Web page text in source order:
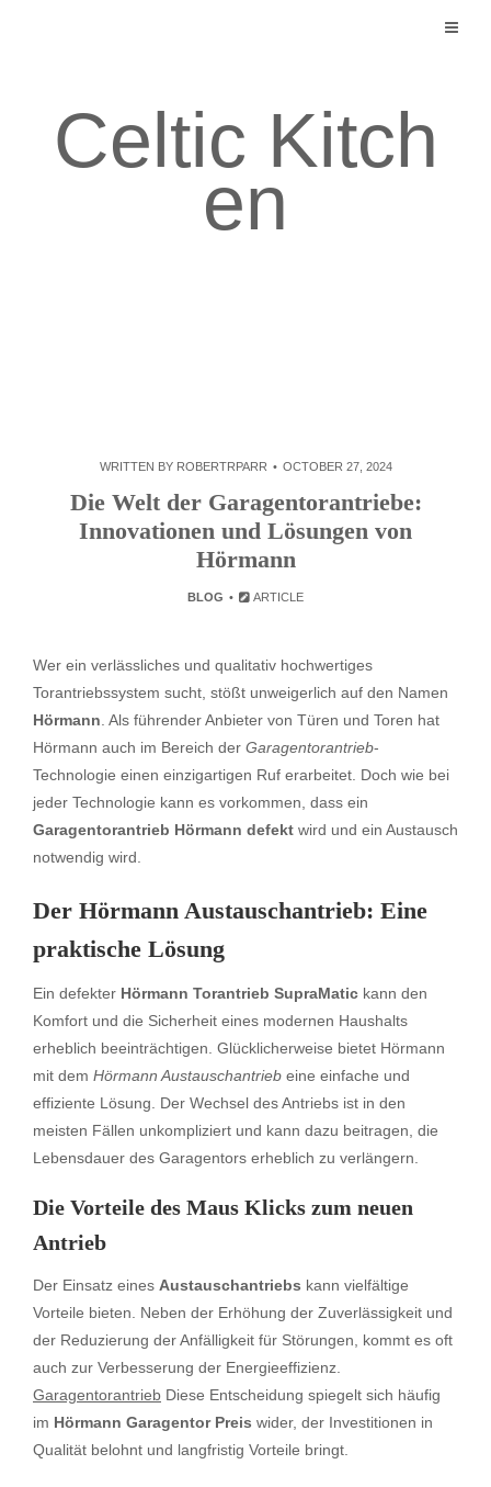
Celtic Kitch
en
WRITTEN BY ROBERTRPARR OCTOBER 27, 2024
Die Welt der Garagentorantriebe:
Innovationen und Lösungen von
Hörmann
BLOG ARTICLE
Wer ein verlässliches und qualitativ hochwertiges
Torantriebssystem sucht, stößt unweigerlich auf den Namen
Hörmann . Als führender Anbieter von Türen und Toren hat
Hörmann auch im Bereich der Garagentorantrieb-
Technologie einen einzigartigen Ruf erarbeitet. Doch wie bei
jeder Technologie kann es vorkommen, dass ein
Garagentorantrieb Hörmann defekt wird und ein Austausch
notwendig wird.
Der Hörmann Austauschantrieb: Eine
praktische Lösung
Ein defekter Hörmann Torantrieb SupraMatic kann den
Komfort und die Sicherheit eines modernen Haushalts
erheblich beeinträchtigen. Glücklicherweise bietet Hörmann
mit dem Hörmann Austauschantrieb eine einfache und
effiziente Lösung. Der Wechsel des Antriebs ist in den
meisten Fällen unkompliziert und kann dazu beitragen, die
Lebensdauer des Garagentors erheblich zu verlängern.
Die Vorteile des Maus Klicks zum neuen
Antrieb
Der Einsatz eines Austauschantriebs kann vielfältige
Vorteile bieten. Neben der Erhöhung der Zuverlässigkeit und
der Reduzierung der Anfälligkeit für Störungen, kommt es oft
auch zur Verbesserung der Energieeffizienz.
Garagentorantrieb Diese Entscheidung spiegelt sich häufig
im Hörmann Garagentor Preis wider, der Investitionen in
Qualität belohnt und langfristig Vorteile bringt.